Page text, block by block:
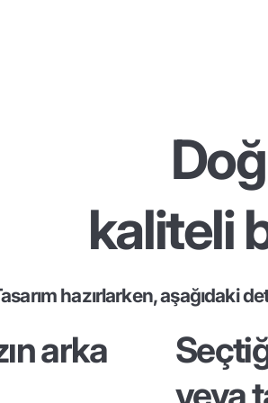
kaliteli
hazırlarken, aşağıdaki
arka
veya